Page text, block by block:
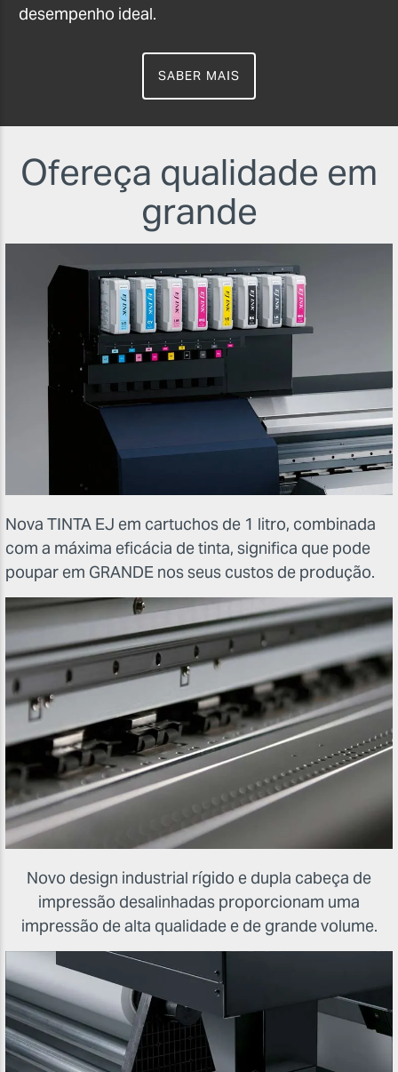
desempenho ideal.
SABER MAIS
Ofereça qualidade em
grande
Nova TINTA EJ em cartuchos de 1 litro, combinada
com a máxima eficácia de tinta, significa que pode
poupar em GRANDE nos seus custos de produção.
Novo design industrial rígido e dupla cabeça de
impressão desalinhadas proporcionam uma
impressão de alta qualidade e de grande volume.